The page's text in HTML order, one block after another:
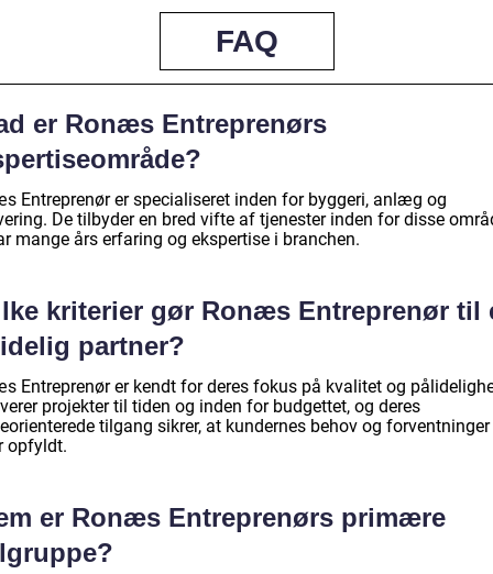
FAQ
er Ronæs Entreprenørs
Entreprenør er specialiseret inden for byggeri, anlæg og
De tilbyder en bred vifte af tjenester inden for disse
mange års erfaring og ekspertise i branchen.
kriterier gør Ronæs Entreprenør til
partner?
Entreprenør er kendt for deres fokus på kvalitet og
projekter til tiden og inden for budgettet, og deres
tilgang sikrer, at kundernes behov og forventninger
opfyldt.
er Ronæs Entreprenørs primære